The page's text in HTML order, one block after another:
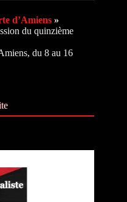
d’Amiens »
du quinzième
du 8 au 16